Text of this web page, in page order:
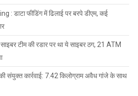
: डाटा फीडिंग में ढिलाई पर बरपे डीएम, कई
टीम की रडार पर था ये साइबर ठग, 21 ATM
संयुक्त कार्रवाई: 7.42 किलोग्राम अवैध गांजे के साथ